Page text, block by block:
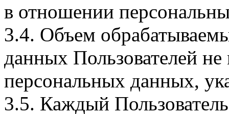
в отношении
3.4. Объем
данных Пользователей
персональных данных,
3.5. Каждый